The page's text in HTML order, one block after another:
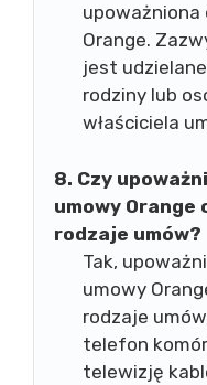
upoważniona
Orange.
jest
rodziny lub
właściciela
8. Czy
umowy Orange
rodzaje umów?
Tak,
umowy
rodzaje
telefon
telewizję